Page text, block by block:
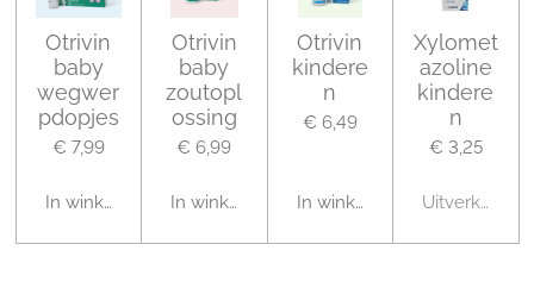
Otrivin
baby
wegwer
pdopjes
€ 7,99
In winkelwagen
Otrivin
baby
zoutopl
ossing
€ 6,99
In winkelwagen
Otrivin
kindere
n
€ 6,49
In winkelwagen
Xylomet
azoline
kindere
n
€ 3,25
Uitverkocht